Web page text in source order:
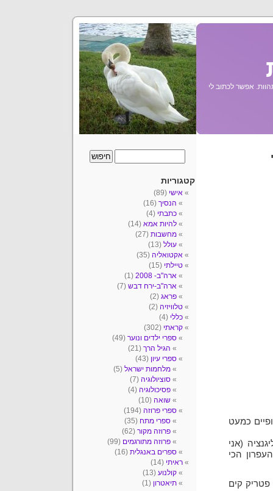
אפשר לכתוב לי
כמעט
(אני
הכי
קים
קטגוריות
אישי (89)
הנסיך (16)
כתבתי (4)
להיות אמא (14)
מחשבות (27)
עולל (13)
אקטואליה (35)
טיילתי (15)
ארה"ב- 2008
(1)
ארה"ב-ירח דבש (7)
פראג (2)
טלוויזיה (2)
כללי (4)
קראתי (302)
ספרי ילדים ונוער (49)
הגיל הרך (21)
ספרי עיון (43)
מלחמות ישראל (5)
סוציולוגיה (7)
פסיכולוגיה (4)
שואה (10)
ספרי פרוזה (194)
ספרי מתח (35)
פרוזה מקור (62)
פרוזה מתורגמים (99)
ספרים באנגלית (16)
ראיתי (14)
קולנוע (13)
תיאטרון (1)